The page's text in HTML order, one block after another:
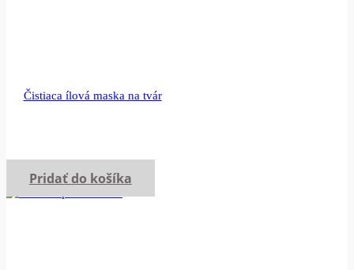
Čistiaca ílová maska na tvár
Pridať do košíka